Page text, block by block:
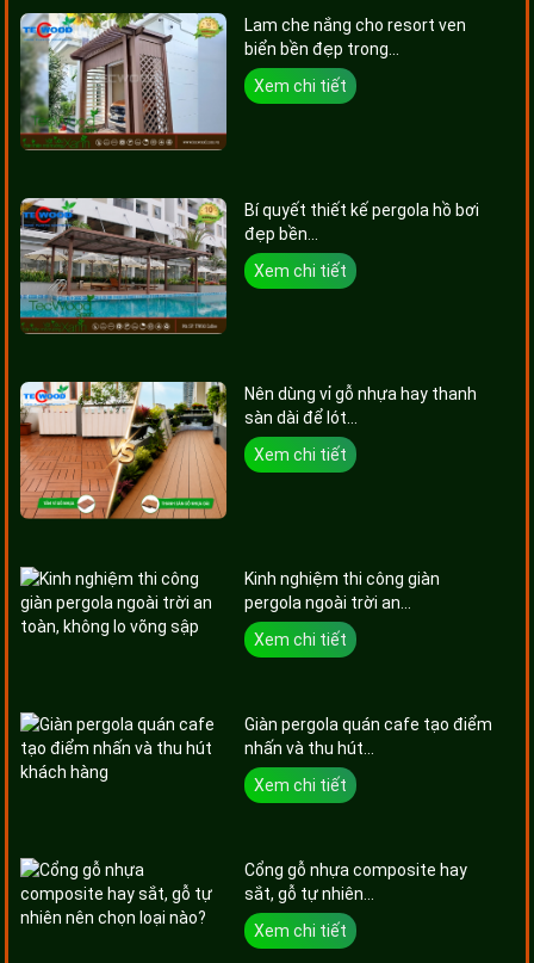
Lam che nắng cho resort ven
biển bền đẹp trong...
Xem chi tiết
Bí quyết thiết kế pergola hồ bơi
đẹp bền...
Xem chi tiết
Nên dùng vỉ gỗ nhựa hay thanh
sàn dài để lót...
Xem chi tiết
Kinh nghiệm thi công giàn
pergola ngoài trời an...
Xem chi tiết
Giàn pergola quán cafe tạo điểm
nhấn và thu hút...
Xem chi tiết
Cổng gỗ nhựa composite hay
sắt, gỗ tự nhiên...
Xem chi tiết